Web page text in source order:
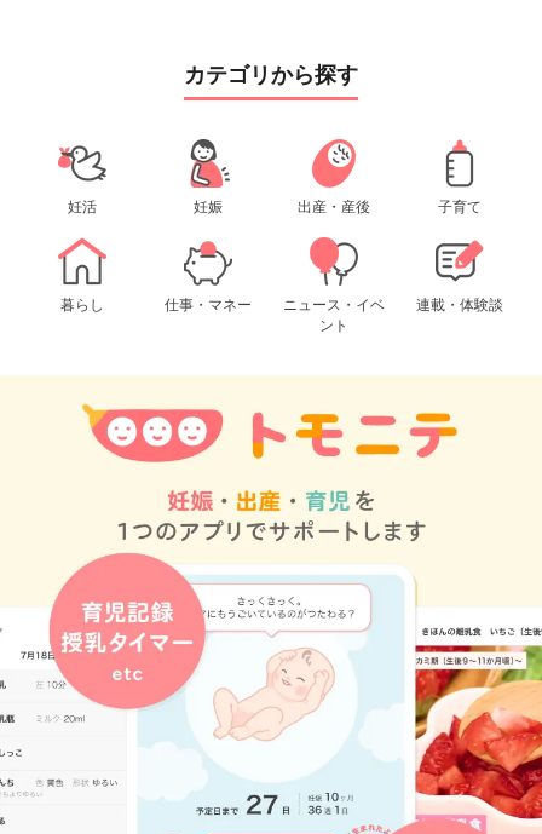
カテゴリから探す
妊活 妊娠 出産・産後 子育て
暮らし 仕事・マネー
ニュース・イベ
ント
連載・体験談